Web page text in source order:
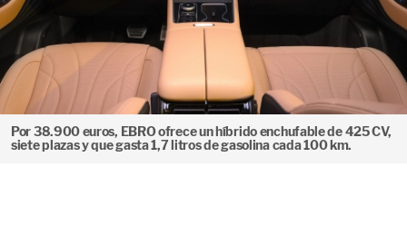
Por 38.900 euros, EBRO ofrece un híbrido enchufable de 425 CV,
siete plazas y que gasta 1,7 litros de gasolina cada 100 km.